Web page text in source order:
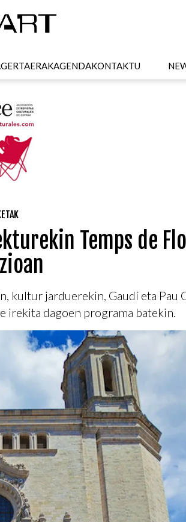
GERTAERAKAGENDAKONTAKTU
Temps de
kultur jarduerekin, Gaudí eta Pau
irekita dagoen programa batekin.